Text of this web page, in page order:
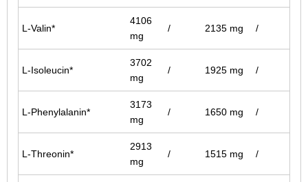
L-Valin*
4106
mg
/ 2135 mg /
L-Isoleucin*
3702
mg
/ 1925 mg /
L-Phenylalanin*
3173
mg
/ 1650 mg /
L-Threonin*
2913
mg
/ 1515 mg /